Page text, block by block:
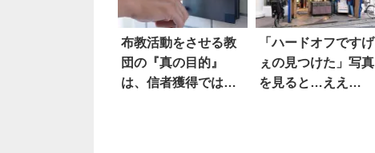
布教活動をさせる教
団の『真の目的』
は、信者獲得ではな
「ハードオフですげ
ぇの見つけた」写真
を見ると…ええ